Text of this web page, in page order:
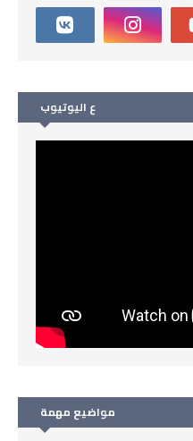
ع اليوتيوب
مواضيع مهمة